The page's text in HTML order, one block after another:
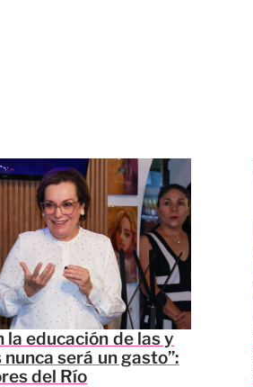
la educación de las y
nunca será un gasto”:
del Río